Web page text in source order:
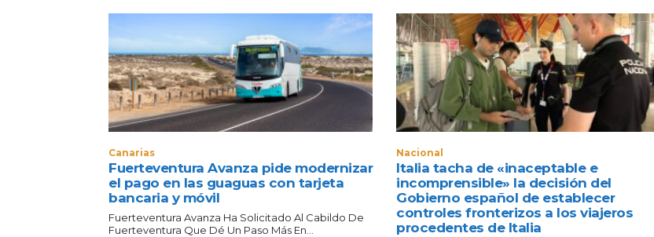
Canarias
Fuerteventura Avanza pide modernizar
el pago en las guaguas con tarjeta
bancaria y móvil
Fuerteventura Avanza Ha Solicitado Al Cabildo De
Fuerteventura Que Dé Un Paso Más En...
Nacional
Italia tacha de «inaceptable e
incomprensible» la decisión del
Gobierno español de establecer
controles fronterizos a los viajeros
procedentes de Italia